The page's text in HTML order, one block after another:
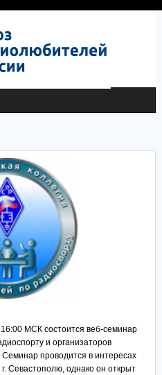
МСК состоится веб-семинар
и организаторов
проводится в интересах
Севастополю, однако он открыт